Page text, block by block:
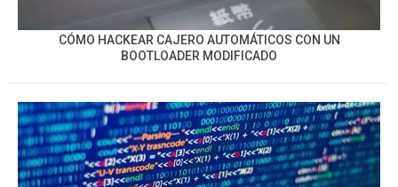
CÓMO HACKEAR CAJERO AUTOMÁTICOS CON UN
BOOTLOADER MODIFICADO